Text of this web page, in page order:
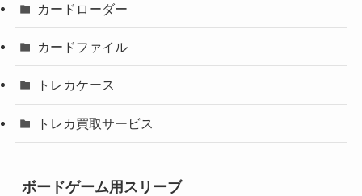
カードローダー
カードファイル
トレカケース
トレカ買取サービス
ボードゲーム用スリーブ